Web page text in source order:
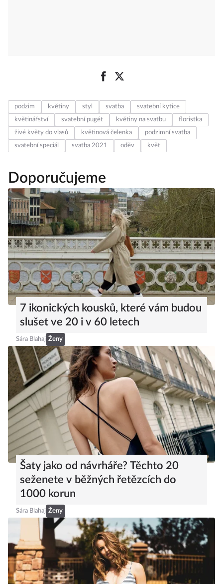
podzim květiny styl svatba
svatební kytice
květinářství
svatební pugét květiny na svatbu
floristka
živé květy do vlasů
květinová čelenka
podzimní svatba
svatební speciál
svatba 2021 oděv květ
Doporučujeme
7 ikonických kousků, které vám budou
slušet ve 20 i v 60 letech
Sára Blahaj Ženy
Šaty jako od návrháře? Těchto 20
seženete v běžných řetězcích do
1000 korun
Sára Blahaj Ženy